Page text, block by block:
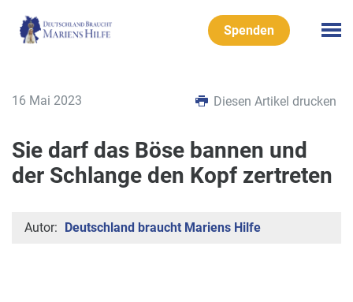
Spenden
16 Mai 2023 Diesen Artikel drucken
Sie darf das Böse bannen und
der Schlange den Kopf zertreten
Autor: Deutschland braucht Mariens Hilfe